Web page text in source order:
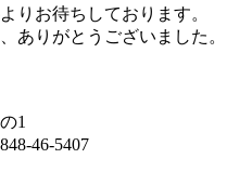
りお待ちしております。
ありがとうございました。
1
46-5407